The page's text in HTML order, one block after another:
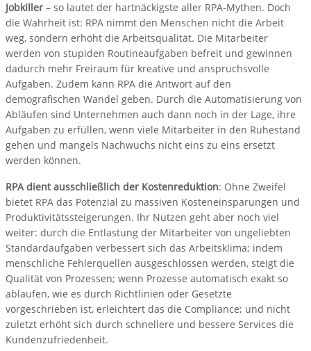
Jobkiller – so lautet der hartnäckigste aller RPA-Mythen. Doch
die Wahrheit ist: RPA nimmt den Menschen nicht die Arbeit
weg, sondern erhöht die Arbeitsqualität. Die Mitarbeiter
werden von stupiden Routineaufgaben befreit und gewinnen
dadurch mehr Freiraum für kreative und anspruchsvolle
Aufgaben. Zudem kann RPA die Antwort auf den
demografischen Wandel geben. Durch die Automatisierung von
Abläufen sind Unternehmen auch dann noch in der Lage, ihre
Aufgaben zu erfüllen, wenn viele Mitarbeiter in den Ruhestand
gehen und mangels Nachwuchs nicht eins zu eins ersetzt
werden können.
RPA dient ausschließlich der Kostenreduktion: Ohne Zweifel
bietet RPA das Potenzial zu massiven Kosteneinsparungen und
Produktivitätssteigerungen. Ihr Nutzen geht aber noch viel
weiter: durch die Entlastung der Mitarbeiter von ungeliebten
Standardaufgaben verbessert sich das Arbeitsklima; indem
menschliche Fehlerquellen ausgeschlossen werden, steigt die
Qualität von Prozessen; wenn Prozesse automatisch exakt so
ablaufen, wie es durch Richtlinien oder Gesetzte
vorgeschrieben ist, erleichtert das die Compliance; und nicht
zuletzt erhöht sich durch schnellere und bessere Services die
Kundenzufriedenheit.